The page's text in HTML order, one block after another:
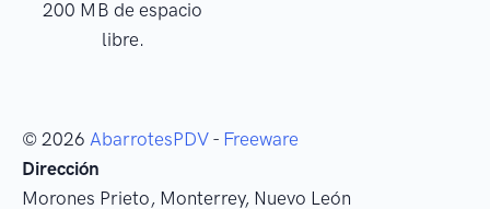
200 MB de espacio
libre.
© 2026 AbarrotesPDV - Freeware
Dirección
Morones Prieto, Monterrey, Nuevo León